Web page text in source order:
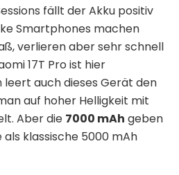
fällt der Akku positiv
Smartphones machen
verlieren aber sehr schnell
17T Pro ist hier
auch dieses Gerät den
auf hoher Helligkeit mit
Aber die 7000 mAh geben
klassische 5000 mAh